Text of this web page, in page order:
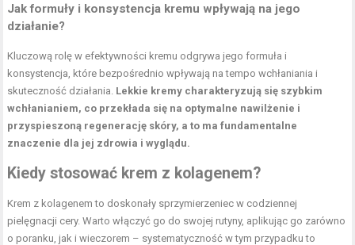
Jak formuły i konsystencja kremu wpływają na jego
działanie?
Kluczową rolę w efektywności kremu odgrywa jego formuła i
konsystencja, które bezpośrednio wpływają na tempo wchłaniania i
skuteczność działania. Lekkie kremy charakteryzują się szybkim
wchłanianiem, co przekłada się na optymalne nawilżenie i
przyspieszoną regenerację skóry, a to ma fundamentalne
znaczenie dla jej zdrowia i wyglądu.
Kiedy stosować krem z kolagenem?
Krem z kolagenem to doskonały sprzymierzeniec w codziennej
pielęgnacji cery. Warto włączyć go do swojej rutyny, aplikując go zarówno
o poranku, jak i wieczorem – systematyczność w tym przypadku to